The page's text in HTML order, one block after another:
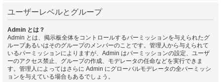
ユーザーレベルとグループ
Admin とは？
Admin とは、掲示板全体をコントロールするパーミッションを与えられたグ
ループあるいはそのグループのメンバーのことです。管理人から与えられて
いるパーミッションによりますが、Admin はパーミッションの設定、ユーザ
ーのアクセス禁止、グループの作成、モデレータの任命などを実行できま
す。管理人によってはさらに Admin にグローバルモデレータの全パーミッシ
ョンを与えている場合もあるでしょう。